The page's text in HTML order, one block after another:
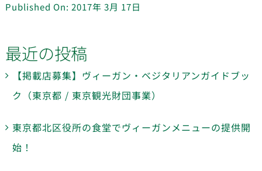
Published On: 2017年 3月 17日
最近の投稿
【掲載店募集】ヴィーガン・ベジタリアンガイドブッ
ク（東京都 / 東京観光財団事業）
東京都北区役所の食堂でヴィーガンメニューの提供開
始！